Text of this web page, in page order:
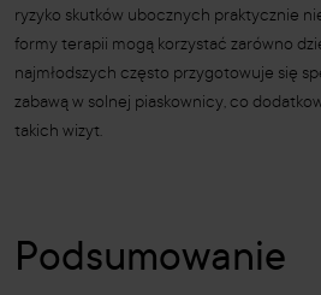
ryzyko skutków ubocznych praktycznie
formy terapii mogą korzystać zarówno
najmłodszych często przygotowuje się
zabawą w solnej piaskownicy, co
takich wizyt.
Podsumowanie